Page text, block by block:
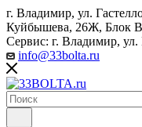
г. Владимир, ул.
Куйбышева, 26Ж, Блок
Сервис: г. Владимир,
info@33bolta.ru